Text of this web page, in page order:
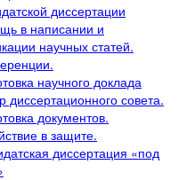
диссертации
в написании и
научных статей.
научного доклада
диссертационного совета.
документов.
в защите.
диссертация «под